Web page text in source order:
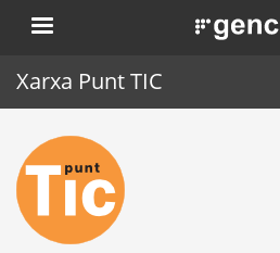
Skip
to
. Obre en
Xarxa Punt TIC
Home
Punt TIC
News